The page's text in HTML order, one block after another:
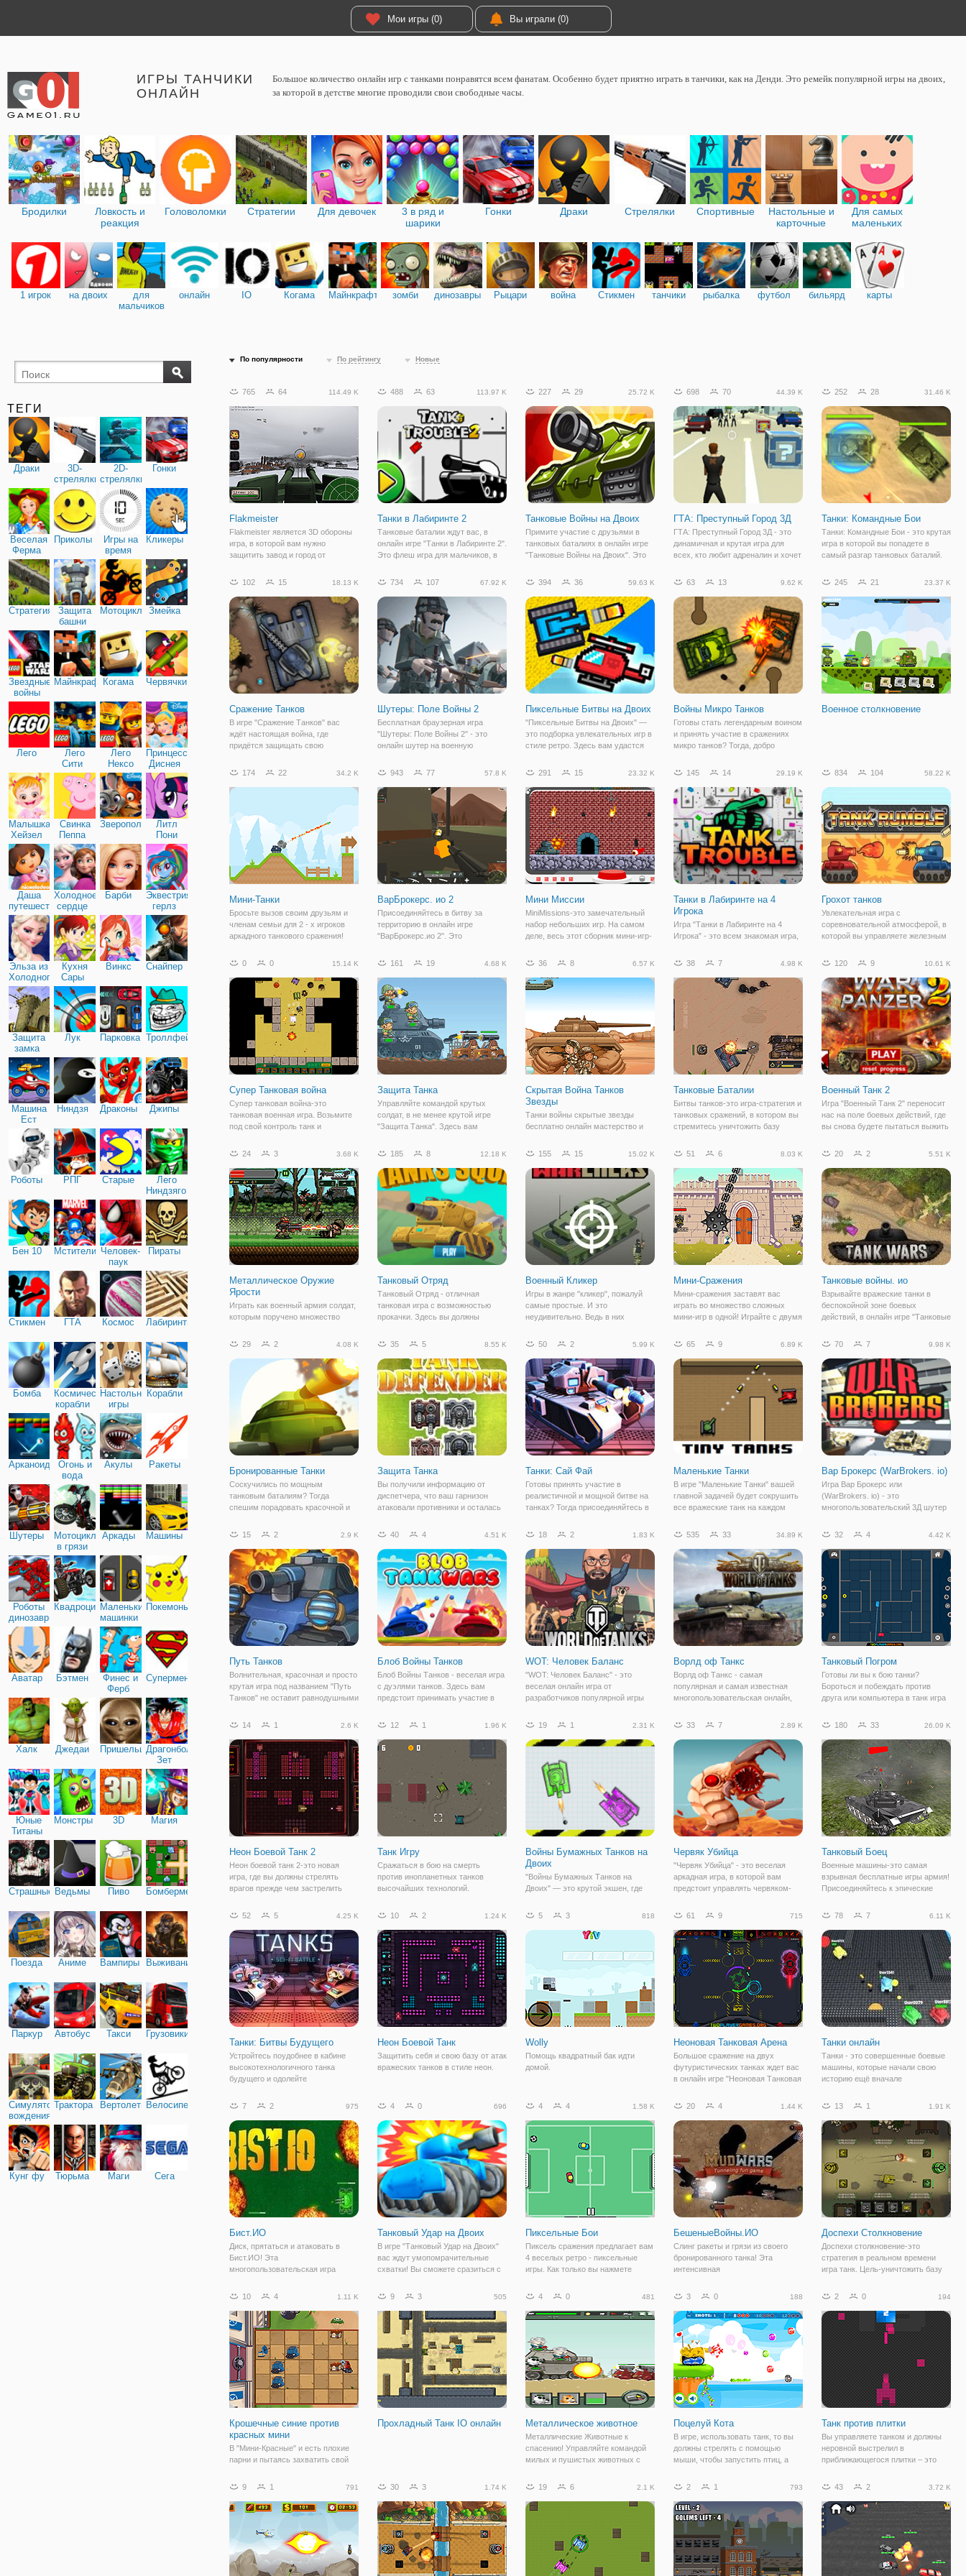
Мои игры (0) Вы играли (0)
ИГРЫ ТАНЧИКИ
ОНЛАЙН
Большое количество онлайн игр с танками понравятся всем фанатам. Особенно будет приятно играть в танчики, как на Денди. Это ремейк популярной игры на двоих,
за которой в детстве многие проводили свои свободные часы.
Бродилки
Ловкость и
реакция
Головоломки Стратегии Для девочек
3 в ряд и
шарики
Гонки Драки Стрелялки Спортивные
Настольные и
карточные
Для самых
маленьких
1 игрок на двоих
для
мальчиков
онлайн IO Когама Майнкрафт зомби динозавры Рыцари война Стикмен танчики рыбалка футбол бильярд карты
ТЕГИ
Драки
3D-
стрелялки
2D-
стрелялки
Гонки
Веселая
Ферма
Приколы
Игры на
время
Кликеры
Стратегия
Защита
башни
МотоциклыЗмейка
Звездные
войны
МайнкрафтКогама Червячки
Лего
Лего
Сити
Лего
Нексо
Найтс
Принцессы
Диснея
Малышка
Хейзел
Свинка
Пеппа
Зверополис
Литл
Пони
Дружба
Даша
путешественница
Холодное
сердце
Барби
Эквестрия
герлз
Эльза из
Холодного
сердца
Кухня
Сары
Винкс Снайпер
Защита
замка
Лук Парковка Троллфейс
Машина
Ест
Машину
Ниндзя Драконы Джипы
Роботы РПГ Старые
Лего
Ниндзяго
Бен 10 Мстители Человек-
паук
Пираты
Стикмен ГТА Космос Лабиринты
Бомба
Космические
корабли
Настольные
игры
Корабли
Арканоид
Огонь и
вода
Акулы Ракеты
Шутеры
Мотоциклы
в грязи
Аркады Машины
Роботы
динозавры
КвадроциклыМаленькие
машинки
Покемоны
Аватар Бэтмен
Финес и
Ферб
Супермен
Халк Джедаи ПришельцыДрагонболл
Зет
Юные
Титаны
Монстры 3D Магия
Страшные Ведьмы Пиво Бомбермен
Поезда Аниме Вампиры Выживание
Паркур Автобус Такси Грузовики
Симулятор
вождения
Трактора ВертолетыВелосипед
Кунг фу Тюрьма Маги Сега
По популярности По рейтингу Новые
765 64 114.49 K
Flakmeister
Flakmeister является 3D обороны
игра, в которой вам нужно
защитить завод и город от
частью императорской
случается, проигрывают войну.
Сможете ли вы пережить
488 63 113.97 K
Танки в Лабиринте 2
Танковые баталии ждут вас, в
онлайн игре "Танки в Лабиринте 2".
Это флеш игра для мальчиков, в
играть 1, 2, 3 или 4 игрока.
лабиринте. Каждый игрок
управляет своим
227 29 25.72 K
Танковые Войны на Двоих
Примите участие с друзьями в
танковых баталиях в онлайн игре
"Танковые Войны на Двоих". Это
друзья для двух игроков, в
бесплатно, и если понравится,
поделиться с
698 70 44.39 K
ГТА: Преступный Город 3Д
ГТА: Преступный Город 3Д - это
динамичная и крутая игра для
всех, кто любит адреналин и хочет
Здесь вы окажетесь посреди
мафия. Ваш персонаж -
полицейский, он
252 28 31.46 K
Танки: Командные Бои
Танки: Командные Бои - это крутая
игра в которой вы попадете в
самый разгар танковых баталий.
врага, кругом слышно звуки
бой! В игре вас ждет всего 5
различных
102 15 18.13 K
Сражение Танков
В игре "Сражение Танков" вас
ждёт настоящая война, где
придётся защищать свою
Ваша база находиться по левую
противника — по правую строну.
734 107 67.92 K
Шутеры: Поле Войны 2
Бесплатная браузерная игра
"Шутеры: Поле Войны 2" - это
онлайн шутер на военную
за военного, который остался в
старается выжить. Вы находитесь
в пустынной
394 36 59.63 K
Пиксельные Битвы на Двоих
"Пиксельные Битвы на Двоих" —
это подборка увлекательных игр в
стиле ретро. Здесь вам удастся
время вместе с друзьями.
игры: футбол, гонки на
микромашинках,
63 13 9.62 K
Войны Микро Танков
Готовы стать легендарным воином
и принять участие в сражениях
микро танков? Тогда, добро
Танков". Здесь вы сможете
противостоять искусственному
интеллекту или
245 21 23.37 K
Военное столкновение
174 22 34.2 K
Мини-Танки
Бросьте вызов своим друзьям и
членам семьи для 2 - х игроков
аркадного танкового сражения!
употребление съемки Игры
игрока участвовать в огромных
взрывчатки! С
943 77 57.8 K
ВарБрокерс. ио 2
Присоединяйтесь в битву за
территорию в онлайн игре
"ВарБрокерс.ио 2". Это
игра, в которой вам предстоит
прямоугольной головой и
формами. Он вооружен и выходит
на улицы,
291 15 23.32 K
Мини Миссии
MiniMissions-это замечательный
набор небольших игр. На самом
деле, весь этот сборник мини-игр-
мини-игра-это миссия, которую
чтобы как можно больше
прогресса и
145 14 29.19 K
Танки в Лабиринте на 4
Игрока
Игра "Танки в Лабиринте на 4
Игрока" - это всем знакомая игра,
участие в баталиях, и самое
играть до 4 игроков за одним
компьютером! Вы можете
участвовать в
834 104 58.22 K
Грохот танков
Увлекательная игра с
соревновательной атмосферой, в
которой вы управляете железным
компьютера или играйте в паре.
другим танком. Будьте осторожны,
ведь выстрелы
0 0 15.14 K
Супер Танковая война
Супер танковая война-это
танковая военная игра. Возьмите
под свой контроль танк и
будьте осторожны, враги будут
разблокируете их скрытые
локации. Ваша миссия
161 19 4.68 K
Защита Танка
Управляйте командой крутых
солдат, в не менее крутой игре
"Защита Танка". Здесь вам
чтобы защитить мощный танк от
этого, понадобится в основном,
ваше
36 8 6.57 K
Скрытая Война Танков
Звезды
Танки войны скрытые звезды
бесплатно онлайн мастерство и
скрытые звезды в указанных
имеет 10-скрытые звезды. Есть 6
Время ограничено, так
38 7 4.98 K
Танковые Баталии
Битвы танков-это игра-стратегия и
танковых сражений, в котором вы
стремитесь уничтожить базу
Двигаться в противоположном
покупку новых танков с помощью
денег вы получите,
120 9 10.61 K
Военный Танк 2
Игра "Военный Танк 2" переносит
нас на поле боевых действий, где
вы снова будете пытаться выжить
сражаться против целой кучи
с разным вооружением. Берите
24 3 3.68 K
Металлическое Оружие
Ярости
Играть как военный армия солдат,
которым поручено множество
захвачен ренегат слизней.
оружия, транспортных средств
(танков, роботов...), и
модернизацию.
185 8 12.18 K
Танковый Отряд
Танковый Отряд - отличная
танковая игра с возможностью
прокачки. Здесь вы должны
который может состоять не более
танковый отряд сражаться с
другими отрядами
155 15 15.02 K
Военный Кликер
Игры в жанре "кликер", пожалуй
самые простые. И это
неудивительно. Ведь в них
действия выполняются за счет
простой интерфейс. Очередную
новинку из данного жанра мы
51 6 8.03 K
Мини-Сражения
Мини-сражения заставят вас
играть во множество сложных
мини-игр в одной! Играйте с двумя
наслаждаться каждой игрой. Есть
вызов своим друзьям, это звучит
невероятно,
20 2 5.51 K
Танковые войны. ио
Взрывайте вражеские танки в
беспокойной зоне боевых
действий, в онлайн игре "Танковые
многопользовательской игры, вы
территорию от вторжения
противников и будете
29 2 4.08 K
Бронированные Танки
Соскучились по мощным
танковым баталиям? Тогда
спешим порадовать красочной и
названием "Бронированные
жанре стрелялок для мальчиков и
всех, кто хочет попробовать свои
35 5 8.55 K
Защита Танка
Вы получили информацию от
диспетчера, что ваш гарнизон
атаковали противники и осталась
хранятся важные ресурсы. Теперь
ресурсы так, чтобы враг не смог
проникнуть на
50 2 5.99 K
Танки: Сай Фай
Готовы принять участие в
реалистичной и мощной битве на
танках? Тогда присоединяйтесь в
классическая игра из категории
движке Юнити, что гарантирует
65 9 6.89 K
Маленькие Танки
В игре "Маленькие Танки" вашей
главной задачей будет сокрушить
все вражеские танк на каждом
найдите способ защитить свою
этому?
70 7 9.98 K
Вар Брокерс (WarBrokers. io)
Игра Вар Брокерс или
(WarBrokers. io) - это
многопользовательский 3Д шутер
оружия и веселья. Здесь вы
стрелять, но также управлять
15 2 2.9 K
Путь Танков
Волнительная, красочная и просто
крутая игра под названием "Путь
Танков" не оставит равнодушными
вашим управлением находится
которому нужно добраться до
своей
40 4 4.51 K
Блоб Войны Танков
Блоб Войны Танков - веселая игра
с дуэлями танков. Здесь вам
предстоит принимать участие в
против компьютера и против
прыгающими шариками двух
18 2 1.83 K
WOT: Человек Баланс
"WOT: Человек Баланс" - это
веселая онлайн игра от
разработчиков популярной игры
упрощенном формате. Здесь вы
персонажем, по имени Человек-
535 33 34.89 K
Ворлд оф Танкс
Ворлд оф Танкс - самая
популярная и самая известная
многопользовательская онлайн,
количество игроков и самый
огромный мир танков, где
ежедневно проводятся сотни
32 4 4.42 K
Танковый Погром
Готовы ли вы к бою танки?
Бороться и побеждать против
друга или компьютера в танк игра
которые поддерживают вас. Один
беспилотный мини-танк! Он
атакует врага
14 1 2.6 K
Неон Боевой Танк 2
Неон боевой танк 2-это новая
игра, где вы должны стрелять
врагов прежде чем застрелить
тридцать врагов.
12 1 1.96 K
Танк Игру
Сражаться в бою на смерть
против инопланетных танков
высочайших технологий.
ценой, собрать комплекты, с
убытки и выжить, пока нет ни
одной из ваших врагов не
19 1 2.31 K
Войны Бумажных Танков на
Двоих
"Войны Бумажных Танков на
Двоих" — это крутой экшен, где
танка и сотрут в порошок все
режима — на одного игрока и на
33 7 2.89 K
Червяк Убийца
"Червяк Убийца" - это веселая
аркадная игра, в которой вам
предстоит управлять червяком-
армию врагов! Военные
когда решили построить базу
возле вашего логова.
180 33 26.09 K
Танковый Боец
Военные машины-это самая
взрывная бесплатные игры армия!
Присоединяйтесь к эпические
реальном времени действий
игра предназначена для тех, кто
любит бои и
52 5 4.25 K
Танки: Битвы Будущего
Устройтесь поудобнее в кабине
высокотехнологичного танка
будущего и одолейте
продвинутой игре-стрелялке. В
управлять боевым танком из мира
научной фантастики и
10 2 1.24 K
Неон Боевой Танк
Защитить себя и свою базу от атак
вражеских танков в стиле неон.
5 3 818
Wolly
Помощь квадратный бак идти
домой.
61 9 715
Неоновая Танковая Арена
Большое сражение на двух
футуристических танках ждет вас
в онлайн игре "Неоновая Танковая
стрелялка для одного или двух
защищаться от обстрела танка
соперника. В
78 7 6.11 K
Танки онлайн
Танки - это совершенные боевые
машины, которые начали свою
историю ещё вначале
мало чем были похожи на
машины. Но тоже выполняли
весьма важную роль на поле боя.
7 2 975
Бист.ИО
Диск, прятаться и атаковать в
Бист.ИО! Эта
многопользовательская игра
другими вождение танка маньяков.
деревянные ящики, чтобы выявить
особые патроны. Цементные
барьеры
4 0 696
Танковый Удар на Двоих
В игре "Танковый Удар на Двоих"
вас ждут умопомрачительные
схватки! Вы сможете сразиться с
разнести его в пух и прах. Но это
пригласить в гости друга и сыграть
4 4 1.58 K
Пиксельные Бои
Пиксель сражения предлагает вам
4 веселых ретро - пиксельные
игры. Как только вы нажмете
определить направление и задача
очка по футболу пикселей,
20 4 1.44 K
БешеныеВойны.ИО
Слинг ракеты и грязи из своего
бронированного танка! Эта
интенсивная
отправляет вас на войну. Вы
где никто не может обижать друг
друга. Поездка в MudWars.уголок
13 1 1.91 K
Доспехи Столкновение
Доспехи столкновение-это
стратегия в реальном времени
игра танк. Цель-уничтожить базу
танков. Каждый танк имеет свои
правильные танки в
соответствующее время
10 4 1.11 K
Крошечные синие против
красных мини
В "Мини-Красные" и есть плохие
парни и пытаясь захватить свой
базу. Вы должны остановить их с
Быть умным в свои тактические и
9 3 505
Прохладный Танк IO онлайн
4 0 481
Металлическое животное
Металлические Животные к
спасению! Управляйте командой
милых и пушистых животных с
вражеского вторжения. Мешайте
бак!
3 0 188
Поцелуй Кота
В игре, использовать танк, то вы
должны стрелять с помощью
мыши, чтобы запустить птиц, а
Вам необходимо точно стрелять
если необходимо, и успешно
перейдете на
2 0 194
Танк против плитки
Вы управляете танком и должны
неровной выстрелил в
приближающегося плитки – это
должны соответствовать цвету
входящих плитки. Снимать
розовые пули необходимо нажать
9 1 791 30 3 1.74 K 19 6 2.1 K 2 1 793 43 2 3.72 K